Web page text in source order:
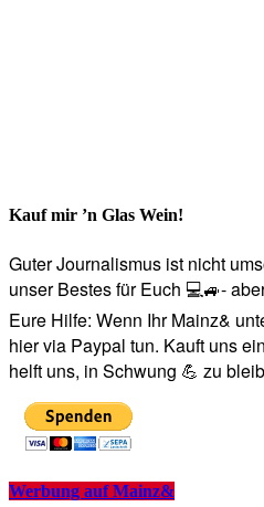
Kauf mir ’n Glas Wein!
Guter Journalismus ist nicht
unser Bestes für Euch 💻🚙-
Eure Hilfe: Wenn Ihr Mainz&
hier via Paypal tun. Kauft uns
helft uns, in Schwung 💪 zu
Werbung auf Mainz&